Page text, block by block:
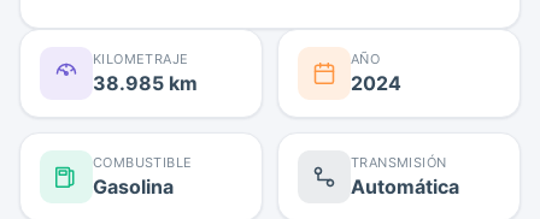
KILOMETRAJE
38.985 km
AÑO
2024
COMBUSTIBLE
Gasolina
TRANSMISIÓN
Automática